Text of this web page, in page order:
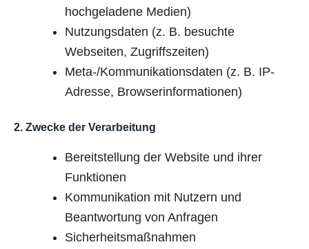
hochgeladene Medien)
Nutzungsdaten (z. B. besuchte
Webseiten, Zugriffszeiten)
Meta-/Kommunikationsdaten (z. B. IP-
Adresse, Browserinformationen)
2. Zwecke der Verarbeitung
Bereitstellung der Website und ihrer
Funktionen
Kommunikation mit Nutzern und
Beantwortung von Anfragen
Sicherheitsmaßnahmen